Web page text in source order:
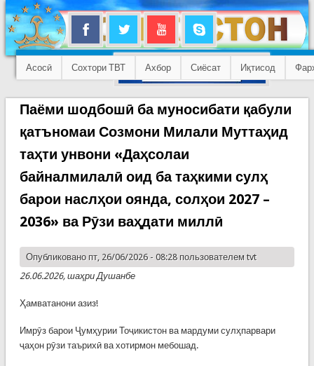
Асосӣ Сохтори ТВТ Ахбор Сиёсат Иқтисод
Паёми шодбошӣ ба муносибати қабули
қатъномаи Созмони Милали Муттаҳид
таҳти унвони «Даҳсолаи
байналмилалӣ оид ба таҳкими сулҳ
барои наслҳои оянда, солҳои 2027 –
2036» ва Рӯзи ваҳдати миллӣ
Опубликовано пт, 26/06/2026 - 08:28 пользователем tvt
26.06.2026, шаҳри Душанбе
Ҳамватанони азиз!
Имрӯз барои Ҷумҳурии Тоҷикистон ва мардуми сулҳпарвари
ҷаҳон рӯзи таърихӣ ва хотирмон мебошад.